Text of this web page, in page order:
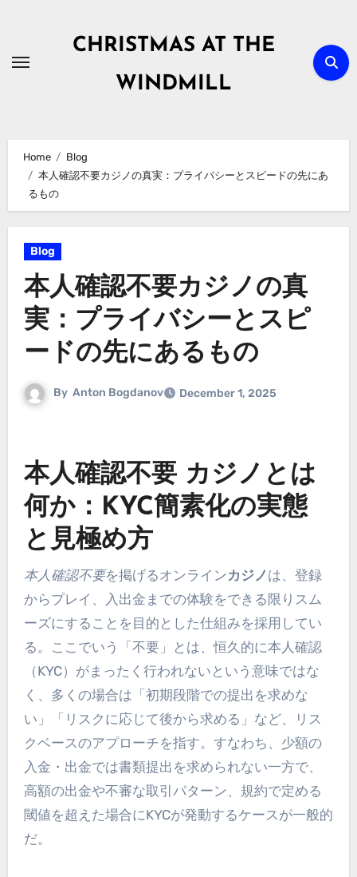
content
CHRISTMAS AT THE
WINDMILL
Home
Blog
本人確認不要カジノの真実：プライバシーとスピードの先にあ
るもの
Blog
本人確認不要カジノの真
実：プライバシーとスピ
ードの先にあるもの
By Anton Bogdanov December 1, 2025
本人確認不要 カジノとは
何か：KYC簡素化の実態
と見極め方
本人確認不要を掲げるオンラインカジノは、登録
からプレイ、入出金までの体験をできる限りスム
ーズにすることを目的とした仕組みを採用してい
る。ここでいう「不要」とは、恒久的に本人確認
（KYC）がまったく行われないという意味ではな
く、多くの場合は「初期段階での提出を求めな
い」「リスクに応じて後から求める」など、リス
クベースのアプローチを指す。すなわち、少額の
入金・出金では書類提出を求められない一方で、
高額の出金や不審な取引パターン、規約で定める
閾値を超えた場合にKYCが発動するケースが一般的
だ。